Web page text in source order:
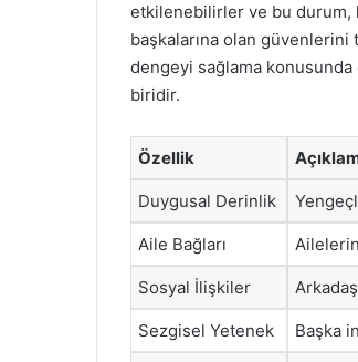
etkilenebilirler ve bu
başkalarına olan güvenlerini
dengeyi sağlama
biridir.
Özellik
Duygusal Derinlik
Aile Bağları
Sosyal İlişkiler
Sezgisel Yetenek Başka